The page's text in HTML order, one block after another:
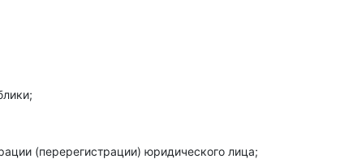
(перерегистрации) юридического лица;